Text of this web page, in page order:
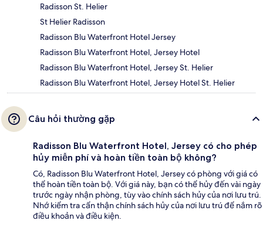
Radisson St. Helier
St Helier Radisson
Radisson Blu Waterfront Hotel Jersey
Radisson Blu Waterfront Hotel, Jersey Hotel
Radisson Blu Waterfront Hotel, Jersey St. Helier
Radisson Blu Waterfront Hotel, Jersey Hotel St. Helier
Câu hỏi thường gặp
Radisson Blu Waterfront Hotel, Jersey có cho phép
hủy miễn phí và hoàn tiền toàn bộ không?
Có, Radisson Blu Waterfront Hotel, Jersey có phòng với giá có
thể hoàn tiền toàn bộ. Với giá này, bạn có thể hủy đến vài ngày
trước ngày nhận phòng, tùy vào chính sách hủy của nơi lưu trú.
Nhớ kiểm tra cẩn thận chính sách hủy của nơi lưu trú để nắm rõ
điều khoản và điều kiện.